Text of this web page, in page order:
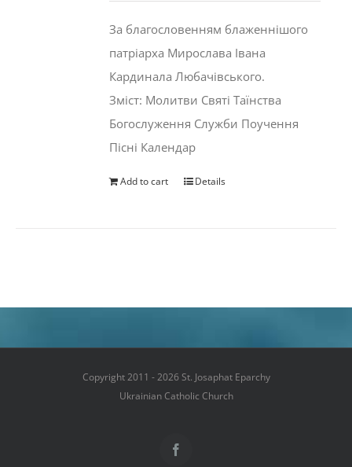
$35.00.$29.99.
За благословенням блаженнішого
патріарха Мирослава Івана
Кардинала Любачівського.
Зміст: Молитви Святі Таїнства
Богослуження Служби Поучення
Пісні Календар
Add to cart Details
Copyright 2011 - 2026 St. Josaphat Eparchy
Ukrainian Catholic Church
Facebook